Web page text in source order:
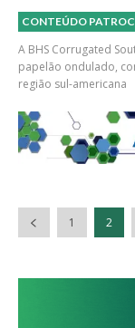
CONTEÚDO
A BHS Corrugated
papelão ondulado,
região sul-americana
1 2